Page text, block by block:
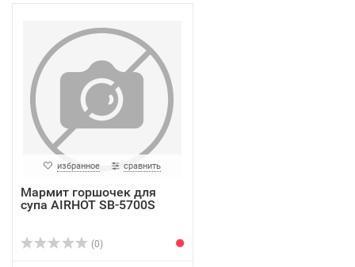
избранное сравнить
Мармит горшочек для
супа AIRHOT SB-5700S
(0)